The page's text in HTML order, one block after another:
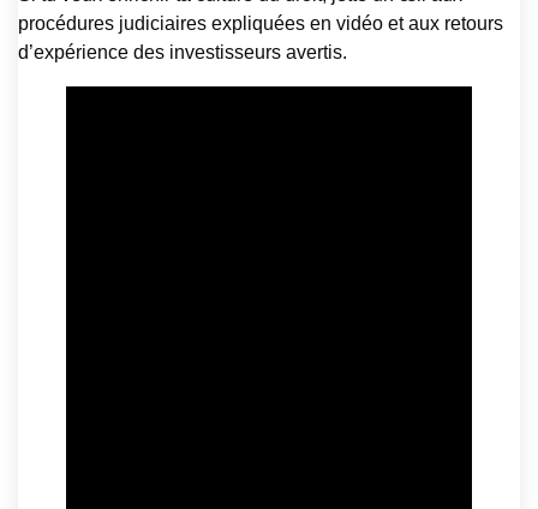
procédures judiciaires expliquées en vidéo et aux retours
d’expérience des investisseurs avertis.